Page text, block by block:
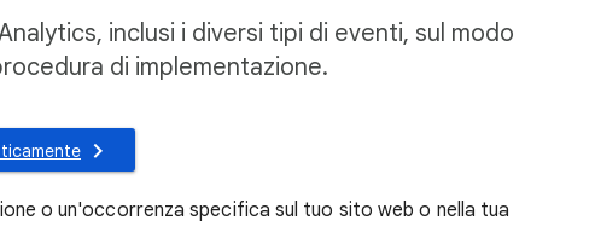
inclusi i diversi tipi di eventi, sul modo
di implementazione.
o un'occorrenza specifica sul tuo sito web o nella tua